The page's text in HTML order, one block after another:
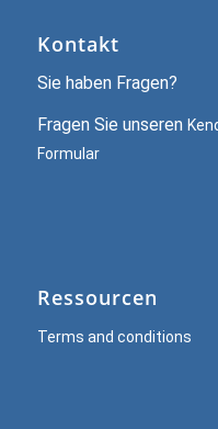
Kontakt
Sie haben Fragen?
Fragen Sie unseren
Formular
Ressourcen
Terms and conditions